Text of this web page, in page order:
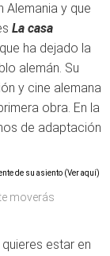
Alemania y que
La casa
ha dejado la
alemán. Su
y cine alemana
obra. En la
de adaptación
moverás
estar en